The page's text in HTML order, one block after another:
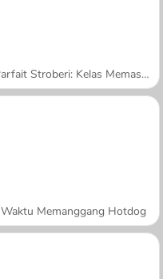
Parfait Stroberi: Kelas Memasak Sara
Waktu Memanggang Hotdog